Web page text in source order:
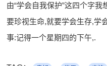
由“学会自我保护”这四个字
要珍视生命,就要学会生存,学
事:记得一个星期四的下午,.